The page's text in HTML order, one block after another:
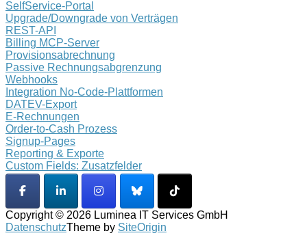
SelfService-Portal
Upgrade/Downgrade von Verträgen
REST-API
Billing MCP-Server
Provisionsabrechnung
Passive Rechnungsabgrenzung
Webhooks
Integration No-Code-Plattformen
DATEV-Export
E-Rechnungen
Order-to-Cash Prozess
Signup-Pages
Reporting & Exporte
Custom Fields: Zusatzfelder
Copyright © 2026 Luminea IT Services GmbH
DatenschutzTheme by SiteOrigin